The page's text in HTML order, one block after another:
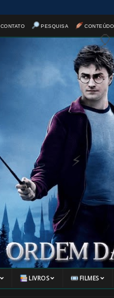
CONTATO PESQUISA
LIVROS FILMES
🎂